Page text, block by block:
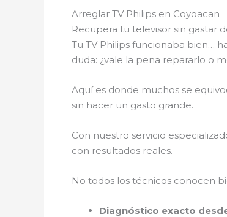
Arreglar TV Philips en Coyoacan
Recupera tu televisor sin gastar
Tu TV Philips funcionaba bien…
duda: ¿vale la pena repararlo o
Aquí es donde muchos se
sin hacer un gasto grande.
Con nuestro servicio
con resultados reales.
No todos los técnicos conocen
Diagnóstico exacto